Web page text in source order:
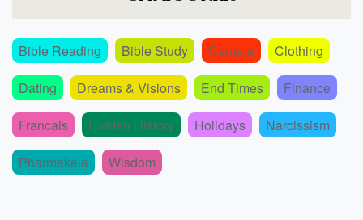
Bible Reading Bible Study Canada
Clothing
Dating
Dreams & Visions End Times
Finance
Francais
Hidden History Holidays
Narcissism
Pharmakeia
Wisdom